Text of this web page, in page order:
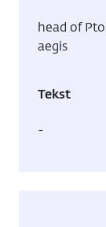
head of
aegis
Tekst
-